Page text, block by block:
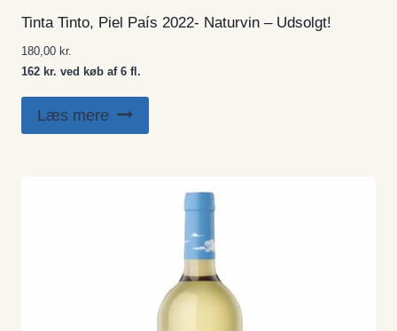
Tinta Tinto, Piel País 2022- Naturvin – Udsolgt!
180,00 kr.
162 kr. ved køb af 6 fl.
Læs mere